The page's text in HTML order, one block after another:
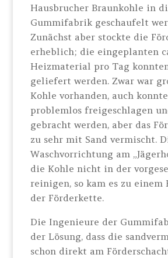
Hausbrucher Braunkohle in
Gummifabrik geschaufelt
Zunächst aber stockte die
erheblich; die eingeplanten
Heizmaterial pro Tag
geliefert werden. Zwar war
Kohle vorhanden, auch
problemlos freigeschlagen
gebracht werden, aber das
zu sehr mit Sand vermischt.
Waschvorrichtung am
die Kohle nicht in der
reinigen, so kam es zu einem
der Förderkette.
Die Ingenieure der
der Lösung, dass die
schon direkt am